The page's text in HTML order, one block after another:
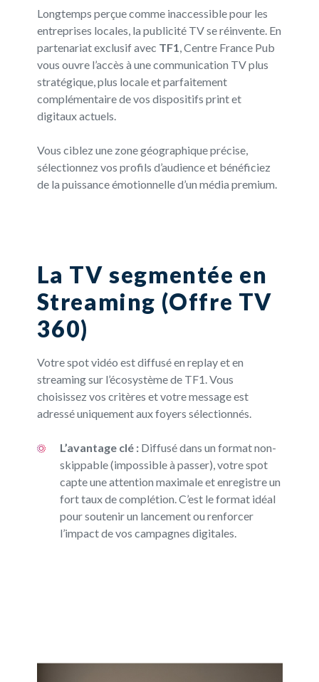
Longtemps perçue comme inaccessible pour les
entreprises locales, la publicité TV se réinvente. En
partenariat exclusif avec TF1, Centre France Pub
vous ouvre l’accès à une communication TV plus
stratégique, plus locale et parfaitement
complémentaire de vos dispositifs print et
digitaux actuels.
Vous ciblez une zone géographique précise,
sélectionnez vos profils d’audience et bénéficiez
de la puissance émotionnelle d’un média premium.
La TV segmentée en
Streaming (Offre TV
360)
Votre spot vidéo est diffusé en replay et en
streaming sur l’écosystème de TF1. Vous
choisissez vos critères et votre message est
adressé uniquement aux foyers sélectionnés.
L’avantage clé :Diffusé dans un format non-
skippable (impossible à passer), votre spot
capte une attention maximale et enregistre un
fort taux de complétion. C’est le format idéal
pour soutenir un lancement ou renforcer
l’impact de vos campagnes digitales.